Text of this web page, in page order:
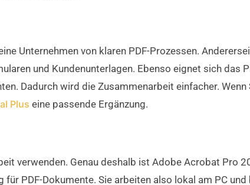
Unternehmen von klaren PDF-Prozessen.
und Kundenunterlagen. Ebenso eignet sich das
Dadurch wird die Zusammenarbeit einfacher. Wenn
Plus eine passende Ergänzung.
verwenden. Genau deshalb ist Adobe Acrobat Pro
PDF-Dokumente. Sie arbeiten also lokal am PC und